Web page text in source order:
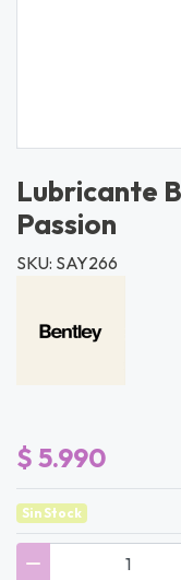
Lubricante
Passion
SKU: SAY266
$ 5.990
Sin Stock